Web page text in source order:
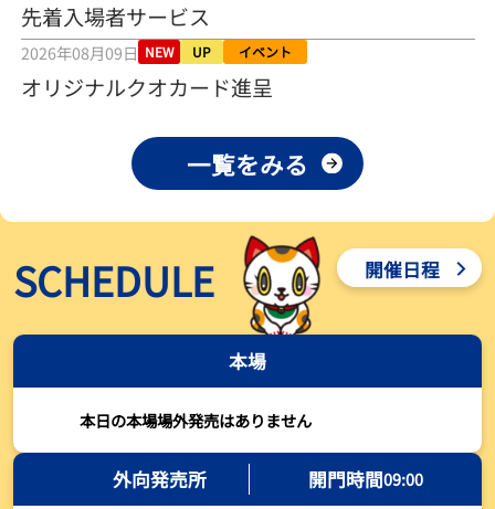
ス
2026年08月03日
【ボートレース】荒木颯斗が地元唯一の優出！３号艇でデビュー初
Ｖ狙う「自分の好きな感じになっている」～とこなめルーキーＳ
【ボートレース】訓練中の大けが乗り越えデビューした宮崎心之介
が初Ｖ王手「１枠なら負けないと思います」～とこなめルーキーＳ
2026年08月03日
【常滑ボート・ルーキーＳ】津田陸翔はリング交換で気配一変「初
優勝目指して頑張ります」
【とこなめボート・岩瀬仁紀さんコラム】最後は塚越海斗に注目、
【ボートレース】荒木颯斗が地元勢でただ１人優出果たす「地元で
初優勝したい」／常滑 - 日刊スポーツ
2026年08月03日
先着入場者サービス
2026年08月09日 NEW UP イベント
オリジナルクオカード進呈
一覧をみる
SCHEDULE 開催日程
本場
本日の本場場外発売はありません
外向発売所 開門時間09:00